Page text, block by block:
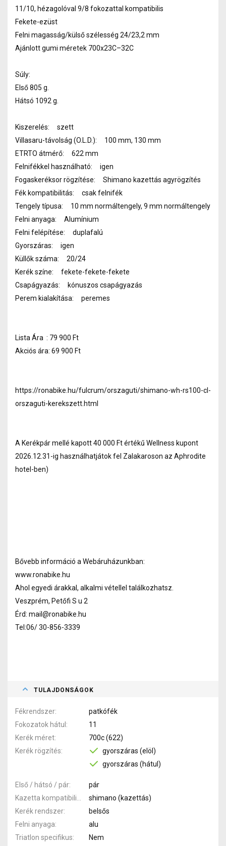
11/10, hézagolóval 9/8 fokozattal kompatibilis
Fekete-ezüst
Felni magasság/külső szélesség 24/23,2 mm
Ajánlott gumi méretek 700x23C–32C
Súly:
Első 805 g.
Hátsó 1092 g.
Kiszerelés: szett
Villasaru-távolság (O.L.D.): 100 mm, 130 mm
ETRTO átmérő: 622 mm
Felnifékkel használható: igen
Fogaskeréksor rögzítése: Shimano kazettás agyrögzítés
Fék kompatibilitás: csak felnifék
Tengely típusa: 10 mm normáltengely, 9 mm normáltengely
Felni anyaga: Alumínium
Felni felépítése: duplafalú
Gyorszáras: igen
Küllők száma: 20/24
Kerék színe: fekete-fekete-fekete
Csapágyazás: kónuszos csapágyazás
Perem kialakítása: peremes
Lista Ára : 79 900 Ft
Akciós ára: 69 900 Ft
https://ronabike.hu/fulcrum/orszaguti/shimano-wh-rs100-cl-
orszaguti-kerekszett.html
A Kerékpár mellé kapott 40 000 Ft értékű Wellness kupont
2026.12.31-ig használhatjátok fel Zalakaroson az Aphrodite
hotel-ben)
Bővebb információ a Webáruházunkban:
www.ronabike.hu
Ahol egyedi árakkal, alkalmi vétellel találkozhatsz.
Veszprém, Petőfi S u 2
Érd: mail@ronabike.hu
Tel:06/ 30-856-3339
TULAJDONSÁGOK
Fékrendszer
patkófék
Fokozatok hátul
11
Kerék méret
700c (622)
Kerék rögzítés
gyorszáras (elöl)
gyorszáras (hátul)
Első / hátsó / pár
pár
shimano (kazettás)
Kerék rendszer
belsős
Felni anyaga
alu
Triatlon specifikus
Nem